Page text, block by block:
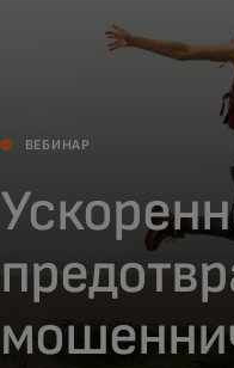
ВЕБИНАР